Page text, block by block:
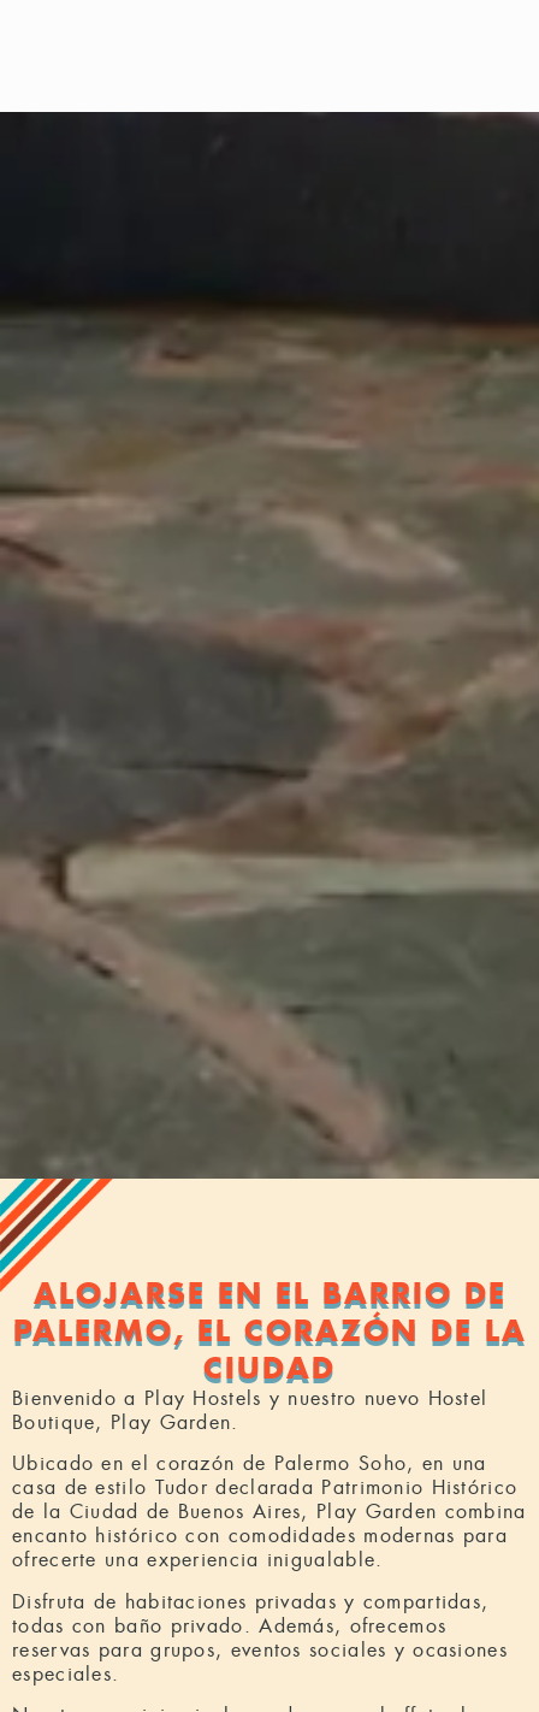
ALOJARSE EN EL BARRIO DE
PALERMO, EL CORAZÓN DE LA
CIUDAD
Bienvenido a Play Hostels y nuestro nuevo Hostel
Boutique, Play Garden.
Ubicado en el corazón de Palermo Soho, en una
casa de estilo Tudor declarada Patrimonio Histórico
de la Ciudad de Buenos Aires, Play Garden combina
encanto histórico con comodidades modernas para
ofrecerte una experiencia inigualable.
Disfruta de habitaciones privadas y compartidas,
todas con baño privado. Además, ofrecemos
reservas para grupos, eventos sociales y ocasiones
especiales.